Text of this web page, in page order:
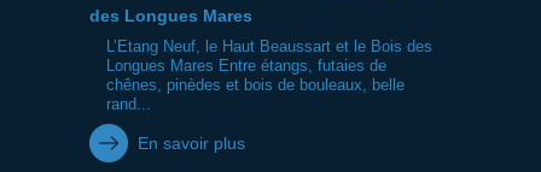
des Longues Mares
L’Etang Neuf, le Haut Beaussart et le Bois des
Longues Mares Entre étangs, futaies de
chênes, pinèdes et bois de bouleaux, belle
rand...
En savoir plus